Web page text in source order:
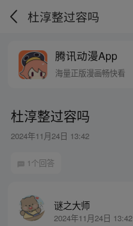
杜淳整过容吗
腾讯动漫App
海量正版漫画畅快看
杜淳整过容吗
2024年11月24日 13:42
1个回答
谜之大师
2024年11月24日 13:42